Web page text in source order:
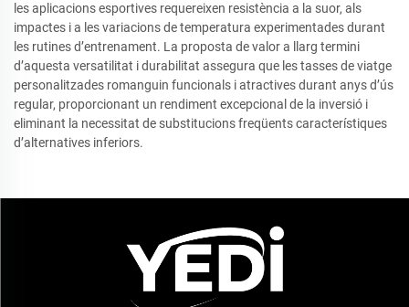
les aplicacions esportives requereixen resistència a la suor, als
impactes i a les variacions de temperatura experimentades durant
les rutines d’entrenament. La proposta de valor a llarg termini
d’aquesta versatilitat i durabilitat assegura que les tasses de viatge
personalitzades romanguin funcionals i atractives durant anys d’ús
regular, proporcionant un rendiment excepcional de la inversió i
eliminant la necessitat de substitucions freqüents característiques
d’alternatives inferiors.